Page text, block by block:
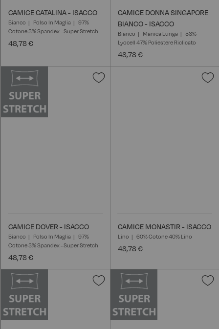
CAMICE CATALINA - ISACCO
Bianco Polso In Maglia
97%
Cotone 3% Spandex - Super Stretch
48,78 €
CAMICE DONNA SINGAPORE
BIANCO - ISACCO
Bianco Manica Lunga
53%
Lyocell 47% Poliestere Riclicato
48,78 €
Aggiungi
CAMICE DOVER - ISACCO
Bianco Polso In Maglia
97%
Cotone 3% Spandex - Super Stretch
48,78 €
CAMICE MONASTIR - ISACCO
Lino 60% Cotone 40% Lino
48,78 €
Aggiungi
lista
desideri